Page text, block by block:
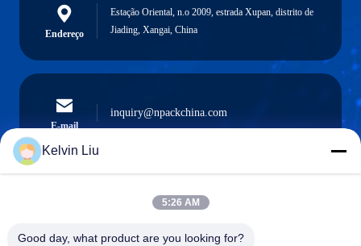
Endereço
Estação Oriental, n.o 2009, estrada Xupan, distrito de
Jiading, Xangai, China
E-mail
inquiry@npackchina.com
0086-21-66035560
Kelvin Liu
5:26 AM
Good day, what product are you looking for?